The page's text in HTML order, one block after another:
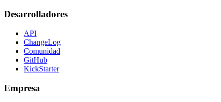
Desarrolladores
API
ChangeLog
Comunidad
GitHub
KickStarter
Empresa